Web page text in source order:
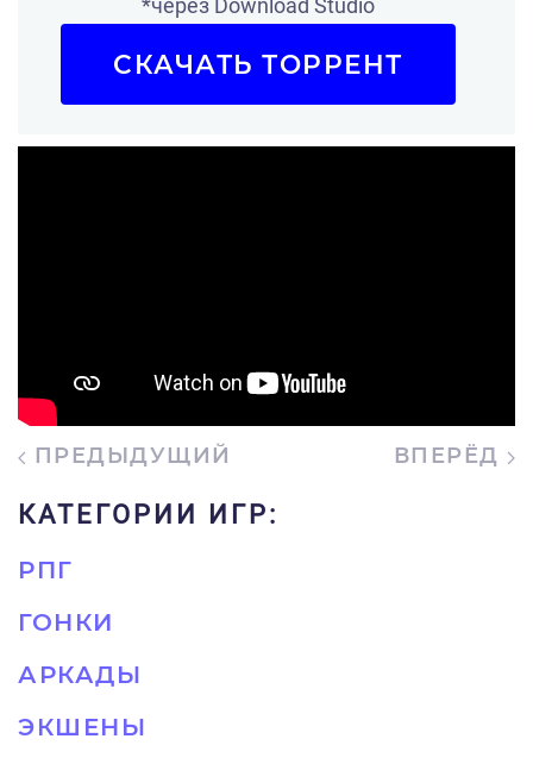
*через Download Studio
СКАЧАТЬ ТОРРЕНТ
ПРЕДЫДУЩИЙ ВПЕРЁД
КАТЕГОРИИ ИГР:
РПГ
ГОНКИ
АРКАДЫ
ЭКШЕНЫ